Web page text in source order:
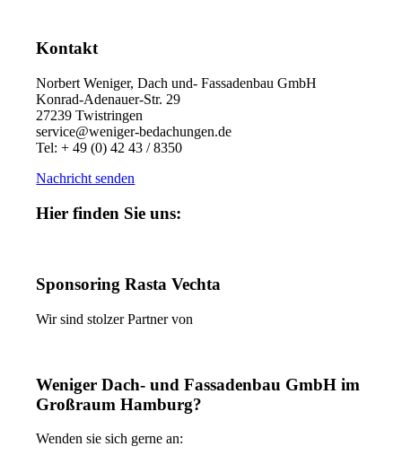
Kontakt
Norbert Weniger, Dach und- Fassadenbau GmbH
Konrad-Adenauer-Str. 29
27239 Twistringen
service@weniger-bedachungen.de
Tel: + 49 (0) 42 43 / 8350
Nachricht senden
Hier finden Sie uns:
Sponsoring Rasta Vechta
Wir sind stolzer Partner von
Weniger Dach- und Fassadenbau GmbH im
Großraum Hamburg?
Wenden sie sich gerne an: